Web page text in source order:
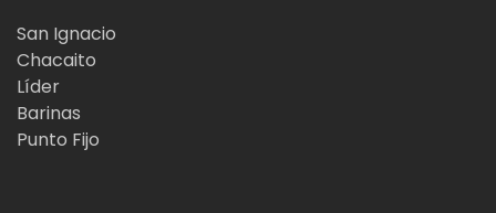
San Ignacio
Chacaito
Líder
Barinas
Punto Fijo